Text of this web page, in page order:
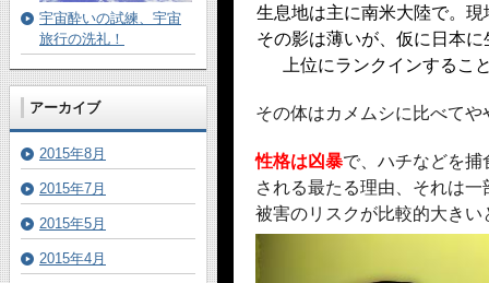
生息地は主に南米大陸で。
その影は薄いが、仮に日本
上位にランクインするこ
その体はカメムシに比べてや
性格は凶暴で、ハチなどを
される最たる理由、それは
被害のリスクが比較的大き
宇宙酔いの試練、宇宙
旅行の洗礼！
アーカイブ
2015年8月
2015年7月
2015年5月
2015年4月